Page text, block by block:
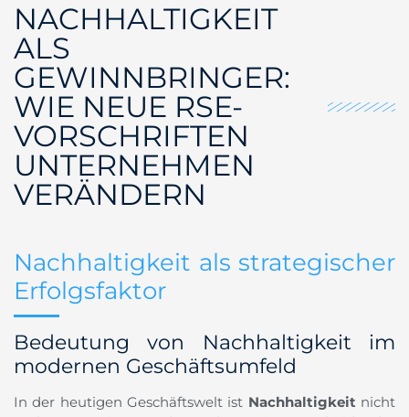
NACHHALTIGKEIT
ALS
GEWINNBRINGER:
WIE NEUE RSE-
VORSCHRIFTEN
UNTERNEHMEN
VERÄNDERN
Nachhaltigkeit als strategischer
Erfolgsfaktor
Bedeutung von Nachhaltigkeit im
modernen Geschäftsumfeld
In der heutigen Geschäftswelt ist Nachhaltigkeit nicht